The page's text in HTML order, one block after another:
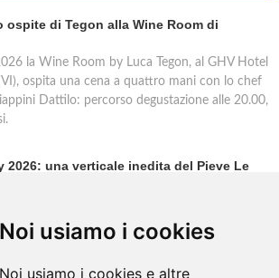
Noi usiamo i cookies
Noi usiamo i cookies e altre
ospite di Tegon alla Wine Room di
la Wine Room by Luca Tegon, al GHV Hotel
ospita una cena a quattro mani con lo chef
Dattilo: percorso degustazione alle 20.00,
2026: una verticale inedita del Pieve Le
2020
Vinitaly, Talosa presenta la verticale inedita del
annate dal 2016 al 2020 del Nobile di
punti Vinous, per ripercorrere la genesi di una
di Montepulciano.